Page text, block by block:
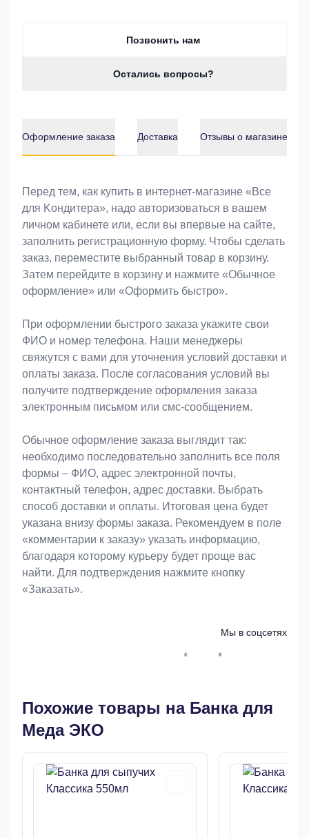
Позвонить нам
Остались вопросы?
Оформление заказа Доставка Отзывы о магазине
Оформление заказа
Перед тем, как купить в интернет-магазине «Bce
для Koндитeрa», надо авторизоваться в вашем
личном кабинете или, если вы впервые на сайте,
заполнить регистрационную форму. Чтобы сделать
заказ, переместите выбранный товар в корзину.
Затем перейдите в корзину и нажмите «Обычное
оформление» или «Оформить быстро».
При оформлении быстрого заказа укажите свои
ФИО и номер телефона. Наши менеджеры
свяжутся с вами для уточнения условий доставки и
оплаты заказа. После согласования условий вы
получите подтверждение оформления заказа
электронным письмом или смс-сообщением.
Обычное оформление заказа выглядит так:
необходимо последовательно заполнить все поля
формы – ФИО, адрес электронной почты,
контактный телефон, адрес доставки. Выбрать
способ доставки и оплаты. Итоговая цена будет
указана внизу формы заказа. Рекомендуем в поле
«комментарии к заказу» указать информацию,
благодаря которому курьеру будет проще вас
найти. Для подтверждения нажмите кнопку
«Заказать».
Мы в соцсетях
* *
Похожие товары на Банка для
Меда ЭКО